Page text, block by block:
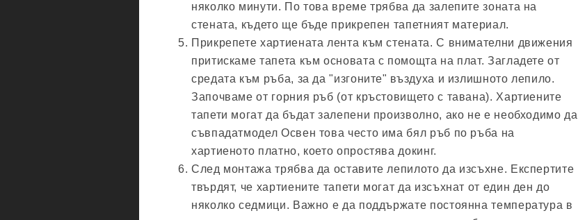
няколко минути. По това време трябва да залепите зоната на
стената, където ще бъде прикрепен тапетният материал.
Прикрепете хартиената лента към стената. С внимателни движения
притискаме тапета към основата с помощта на плат. Загладете от
средата към ръба, за да "изгоните" въздуха и излишното лепило.
Започваме от горния ръб (от кръстовището с тавана). Хартиените
тапети могат да бъдат залепени произволно, ако не е необходимо да
съвпадатмодел Освен това често има бял ръб по ръба на
хартиеното платно, което опростява докинг.
След монтажа трябва да оставите лепилото да изсъхне. Експертите
твърдят, че хартиените тапети могат да изсъхнат от един ден до
няколко седмици. Важно е да поддържате постоянна температура в